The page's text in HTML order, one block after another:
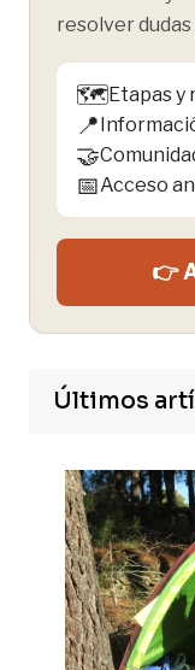
resolver dudas
🗺️Etapas y
📍
🤝
📅Acceso
👉
Últimos